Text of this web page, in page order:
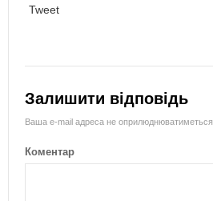
Tweet
Залишити відповідь
Ваша e-mail адреса не оприлюднюватиметься.
Коментар